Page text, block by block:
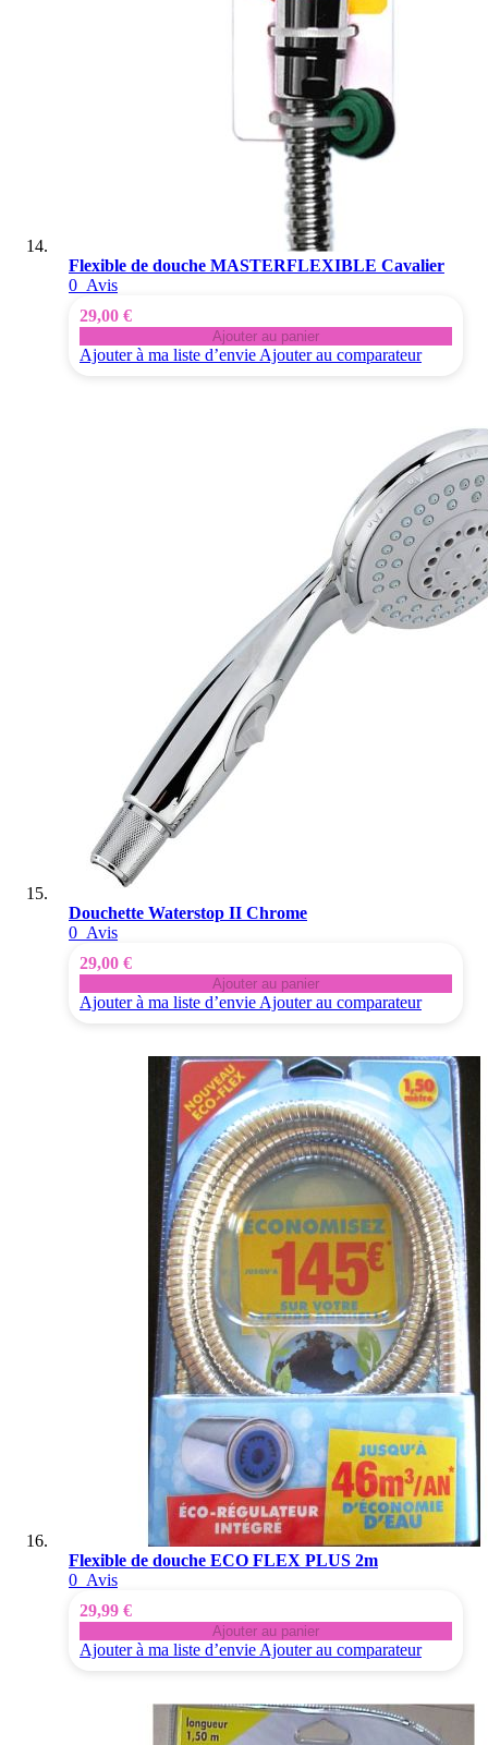
Flexible de douche MASTERFLEXIBLE Cavalier
0 Avis
29,00 €
Ajouter au panier
Ajouter à ma liste d’envie Ajouter au comparateur
Douchette Waterstop II Chrome
0 Avis
29,00 €
Ajouter au panier
Ajouter à ma liste d’envie Ajouter au comparateur
Flexible de douche ECO FLEX PLUS 2m
0 Avis
29,99 €
Ajouter au panier
Ajouter à ma liste d’envie Ajouter au comparateur